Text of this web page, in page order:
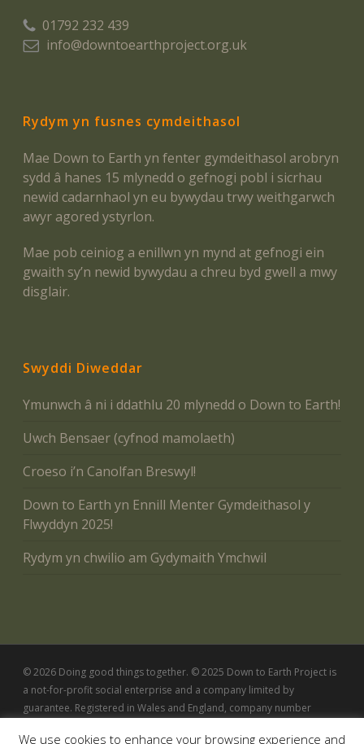
01792 232 439
info@downtoearthproject.org.uk
Rydym yn fusnes cymdeithasol
Mae Down to Earth yn fenter gymdeithasol arobryn
sydd â hanes 15 mlynedd o gefnogi pobl i sicrhau
newid cadarnhaol yn eu bywydau trwy weithgarwch
awyr agored ystyrlon.
Mae pob ceiniog a enillwn yn mynd at gefnogi ein
gwaith sy’n newid bywydau a chreu byd gwell a mwy
disglair.
Swyddi Diweddar
Ymunwch â ni i ddathlu 20 mlynedd o Down to Earth!
Uwch Bensaer (cyfnod mamolaeth)
Croeso i’n Canolfan Breswyl!
Down to Earth yn Ennill Menter Gymdeithasol y
Flwyddyn 2025!
Rydym yn chwilio am Gydymaith Ymchwil
© 2026 Doing good things together. © 2025 Down to Earth Project is
a not-for-profit social enterprise and a company limited by
guarantee. Registered in Wales and England, company number
We use cookies to enhance your browsing experience and